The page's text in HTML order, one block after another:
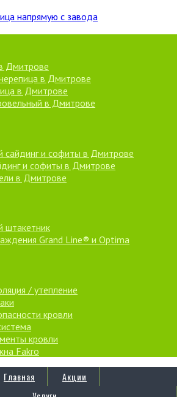
напрямую с завода
Дмитрове
в Дмитрове
в Дмитрове
в Дмитрове
сайдинг и софиты в Дмитрове
и софиты в Дмитрове
в Дмитрове
штакетник
Grand Line® и Optima
/ утепление
кровли
кровли
Fakro
Главная
Акции